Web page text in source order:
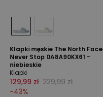
Klapki męskie The North Face
Never Stop 0A8A90KX61 -
niebieskie
Klapki
129,99 zł 229,99 zł
-43%